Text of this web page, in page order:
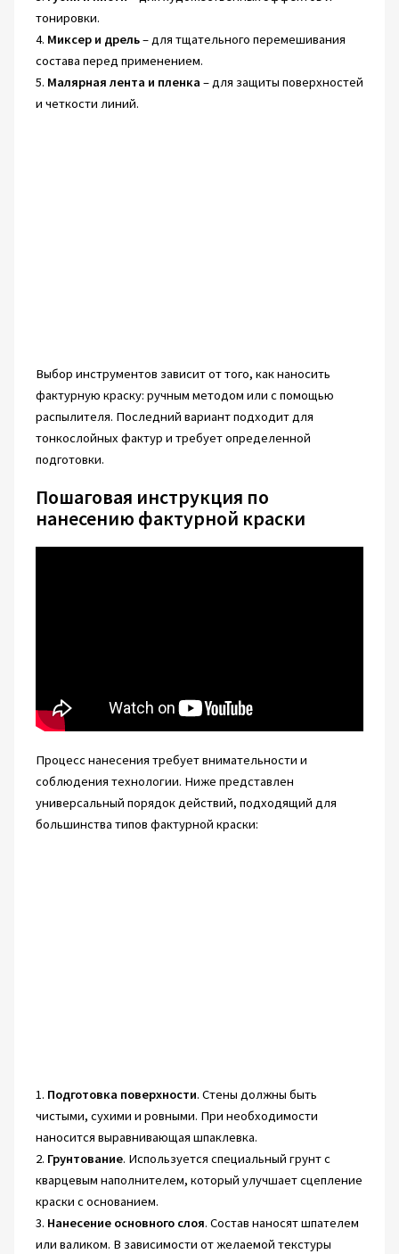
тонировки.
4. Миксер и дрель– для тщательного перемешивания
состава перед применением.
5. Малярная лента и пленка – для защиты поверхностей
и четкости линий.
Выбор инструментов зависит от того, как наносить
фактурную краску: ручным методом или с помощью
распылителя. Последний вариант подходит для
тонкослойных фактур и требует определенной
подготовки.
Пошаговая инструкция по
нанесению фактурной краски
Процесс нанесения требует внимательности и
соблюдения технологии. Ниже представлен
универсальный порядок действий, подходящий для
большинства типов фактурной краски:
1. Подготовка поверхности. Стены должны быть
чистыми, сухими и ровными. При необходимости
наносится выравнивающая шпаклевка.
2. Грунтование. Используется специальный грунт с
кварцевым наполнителем, который улучшает сцепление
краски с основанием.
3. Нанесение основного слоя. Состав наносят шпателем
или валиком. В зависимости от желаемой текстуры